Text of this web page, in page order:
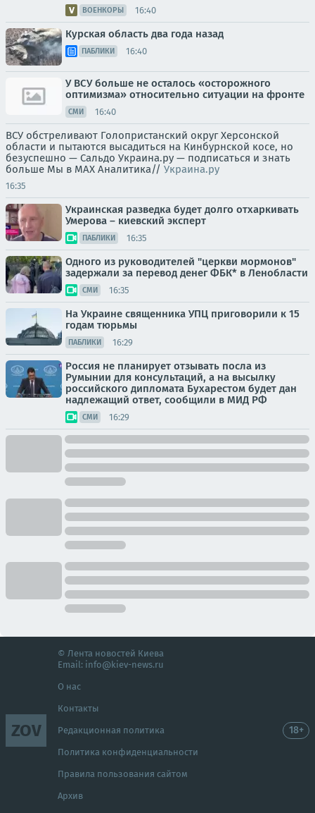
ВОЕНКОРЫ 16:40
Курская область два года назад
ПАБЛИКИ 16:40
У ВСУ больше не осталось «осторожного
оптимизма» относительно ситуации на фронте
СМИ 16:40
ВСУ обстреливают Голопристанский округ Херсонской
области и пытаются высадиться на Кинбурнской косе, но
безуспешно — Сальдо Украина.ру — подписаться и знать
больше Мы в MAX Аналитика// Украина.ру
16:35
Украинская разведка будет долго отхаркивать
Умерова – киевский эксперт
ПАБЛИКИ 16:35
Одного из руководителей "церкви мормонов"
задержали за перевод денег ФБК* в Ленобласти
СМИ 16:35
На Украине священника УПЦ приговорили к 15
годам тюрьмы
ПАБЛИКИ 16:29
Россия не планирует отзывать посла из
Румынии для консультаций, а на высылку
российского дипломата Бухарестом будет дан
надлежащий ответ, сообщили в МИД РФ
СМИ 16:29
ZOV
© Лента новостей Киева
Email: info@kiev-news.ru
О нас
Контакты
Редакционная политика
Политика конфиденциальности
Правила пользования сайтом
Архив
18+